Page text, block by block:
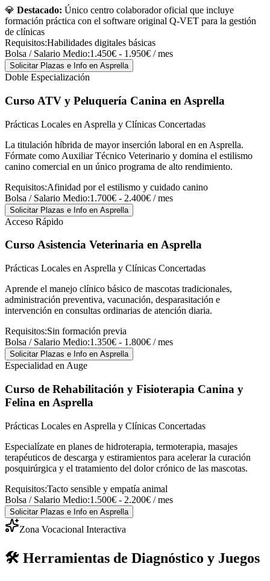
💎 Destacado: Único centro colaborador oficial que incluye
formación práctica con el software original Q-VET para la gestión
de clínicas
Requisitos:Habilidades digitales básicas
Bolsa / Salario Medio:1.450€ - 1.950€ / mes
Solicitar Plazas e Info en Asprella
Doble Especialización
Curso ATV y Peluquería Canina en Asprella
Prácticas Locales en Asprella y Clínicas Concertadas
La titulación híbrida de mayor inserción laboral en en Asprella.
Fórmate como Auxiliar Técnico Veterinario y domina el estilismo
canino comercial en un único programa de alto rendimiento.
Requisitos:Afinidad por el estilismo y cuidado canino
Bolsa / Salario Medio:1.700€ - 2.400€ / mes
Solicitar Plazas e Info en Asprella
Acceso Rápido
Curso Asistencia Veterinaria en Asprella
Prácticas Locales en Asprella y Clínicas Concertadas
Aprende el manejo clínico básico de mascotas tradicionales,
administración preventiva, vacunación, desparasitación e
intervención en consultas ordinarias de atención diaria.
Requisitos:Sin formación previa
Bolsa / Salario Medio:1.350€ - 1.800€ / mes
Solicitar Plazas e Info en Asprella
Especialidad en Auge
Curso de Rehabilitación y Fisioterapia Canina y
Felina en Asprella
Prácticas Locales en Asprella y Clínicas Concertadas
Especialízate en planes de hidroterapia, termoterapia, masajes
terapéuticos de descarga y estiramientos para acelerar la curación
posquirúrgica y el tratamiento del dolor crónico de las mascotas.
Requisitos:Tacto sensible y empatía animal
Bolsa / Salario Medio:1.500€ - 2.200€ / mes
Solicitar Plazas e Info en Asprella
Zona Vocacional Interactiva
🛠️ Herramientas de Diagnóstico y Juegos